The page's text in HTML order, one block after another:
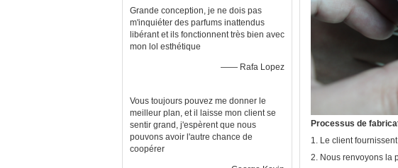
Grande conception, je ne dois pas
m'inquiéter des parfums inattendus
libérant et ils fonctionnent très bien avec
mon lol esthétique
—— Rafa Lopez
Vous toujours pouvez me donner le
meilleur plan, et il laisse mon client se
sentir grand, j'espèrent que nous
pouvons avoir l'autre chance de
coopérer
Processus de
1. Le client
2. Nous renvoyons la